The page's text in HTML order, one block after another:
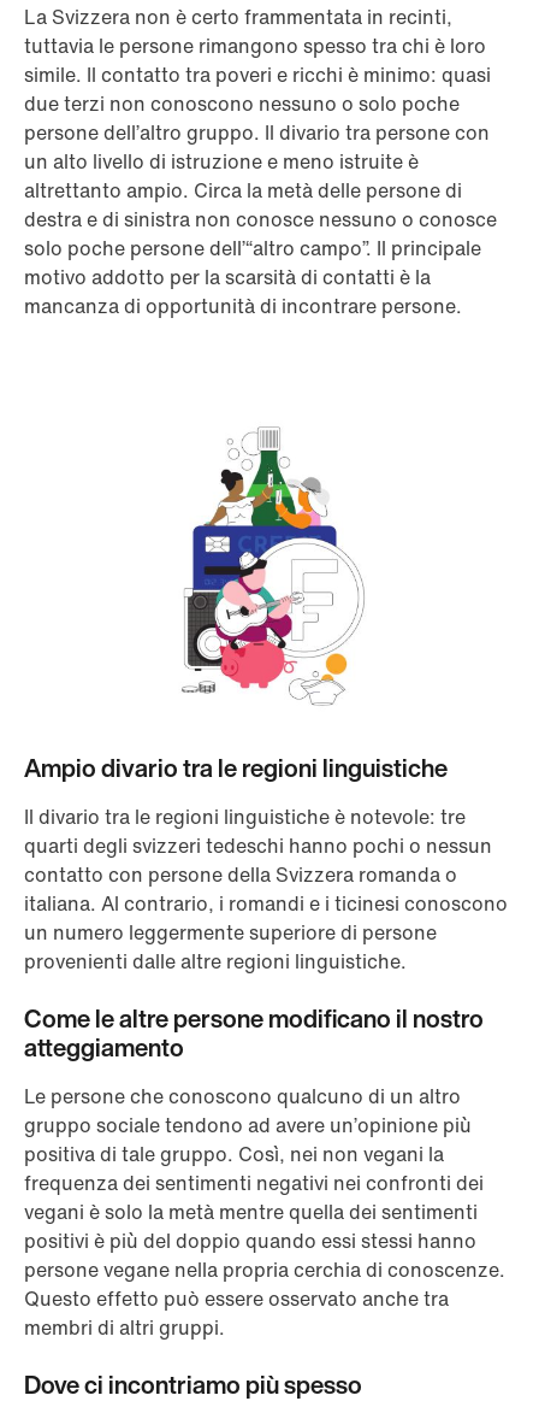
La Svizzera non è certo frammentata in recinti,
tuttavia le persone rimangono spesso tra chi è loro
simile. Il contatto tra poveri e ricchi è minimo: quasi
due terzi non conoscono nessuno o solo poche
persone dell’altro gruppo. Il divario tra persone con
un alto livello di istruzione e meno istruite è
altrettanto ampio. Circa la metà delle persone di
destra e di sinistra non conosce nessuno o conosce
solo poche persone dell’“altro campo”. Il principale
motivo addotto per la scarsità di contatti è la
mancanza di opportunità di incontrare persone.
Ampio divario tra le regioni linguistiche
Il divario tra le regioni linguistiche è notevole: tre
quarti degli svizzeri tedeschi hanno pochi o nessun
contatto con persone della Svizzera romanda o
italiana. Al contrario, i romandi e i ticinesi conoscono
un numero leggermente superiore di persone
provenienti dalle altre regioni linguistiche.
Come le altre persone modificano il nostro
atteggiamento
Le persone che conoscono qualcuno di un altro
gruppo sociale tendono ad avere un’opinione più
positiva di tale gruppo. Così, nei non vegani la
frequenza dei sentimenti negativi nei confronti dei
vegani è solo la metà mentre quella dei sentimenti
positivi è più del doppio quando essi stessi hanno
persone vegane nella propria cerchia di conoscenze.
Questo effetto può essere osservato anche tra
membri di altri gruppi.
Dove ci incontriamo più spesso